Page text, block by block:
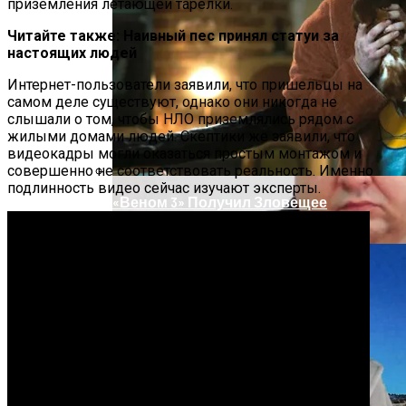
Легковушку: Двое Погибших
Прокурор Хмельницкой Области Умер
«Веном 3» Получил Зловещее
приземления летающей тарелки.
Читайте также: Наивный пес принял статуи за
настоящих людей
Интернет-пользователи заявили, что пришельцы на
самом деле существуют, однако они никогда не
слышали о том, чтобы НЛО приземлялись рядом с
жилыми домами людей. Скептики же заявили, что
видеокадры могли оказаться простым монтажом и
совершенно не соответствовать реальность. Именно
подлинность видео сейчас изучают эксперты.